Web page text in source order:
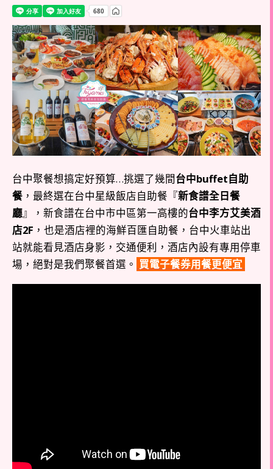
台中聚餐想搞定好預算…挑選了幾間台中buffet自助
餐 ，最終選在台中星級飯店自助餐『新食譜全日餐
廳』，新食譜在台中市中區第一高樓的台中李方艾美酒
店2F ，也是酒店裡的海鮮百匯自助餐，台中火車站出
站就能看見酒店身影，交通便利，酒店內設有專用停車
場，絕對是我們聚餐首選。 買電子餐券用餐更便宜